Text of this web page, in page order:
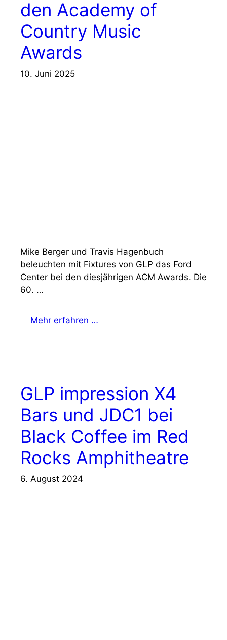
den Academy of
Country Music
Awards
10. Juni 2025
Mike Berger und Travis Hagenbuch
beleuchten mit Fixtures von GLP das Ford
Center bei den diesjährigen ACM Awards. Die
60. …
Mehr erfahren …
GLP impression X4
Bars und JDC1 bei
Black Coffee im Red
Rocks Amphitheatre
6. August 2024